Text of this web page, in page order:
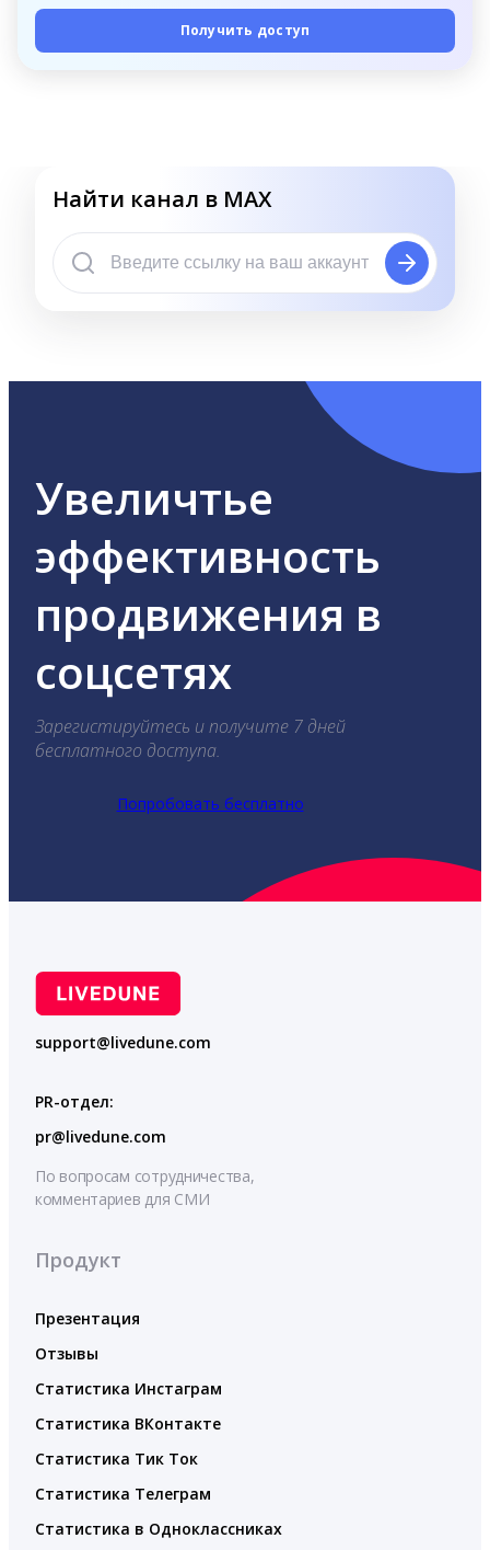
Получить доступ
Найти канал в MAX
Увеличтье
эффективность
продвижения в
соцсетях
Зарегистируйтесь и получите 7 дней
бесплатного доступа.
Попробовать бесплатно
support@livedune.com
PR-отдел:
pr@livedune.com
По вопросам сотрудничества,
комментариев для СМИ
Продукт
Презентация
Отзывы
Статистика Инстаграм
Статистика ВКонтакте
Статистика Тик Ток
Статистика Телеграм
Статистика в Одноклассниках